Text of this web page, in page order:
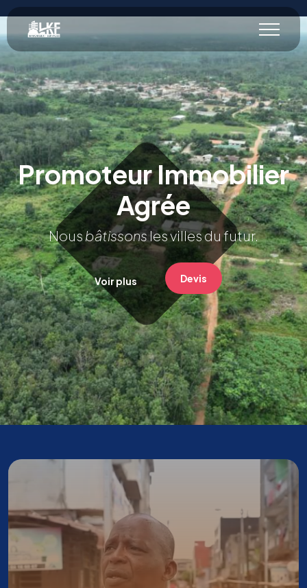
Promoteur Immobilier
Agrée
Nousbâtissonsles villes du futur.
Voir plus Devis